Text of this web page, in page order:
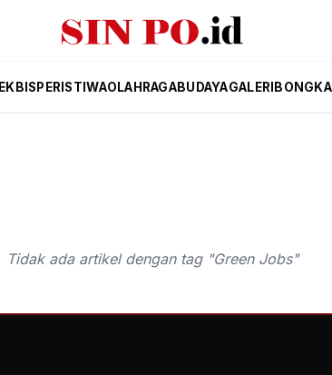
EKBIS PERISTIWAOLAHRAGABUDAYAGALERI
Tidak ada artikel dengan tag "Green Jobs"